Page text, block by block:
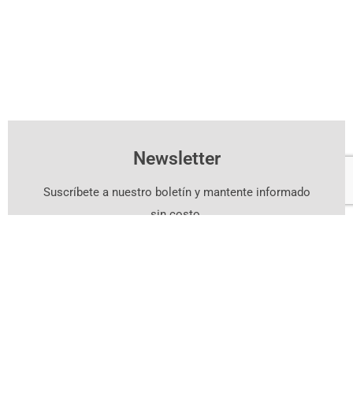
Newsletter
Suscríbete a nuestro boletín y mantente informado
sin costo.